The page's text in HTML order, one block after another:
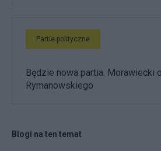
Partie polityczne
Będzie nowa partia. Morawiecki
Rymanowskiego
Blogi na ten temat